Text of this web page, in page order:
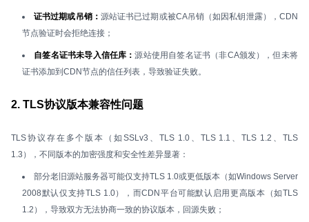
证书过期或吊销： 源站证书已过期或被CA吊销（如因私钥泄露），CDN
节点验证时会拒绝连接；
自签名证书未导入信任库：源站使用自签名证书（非CA颁发），但未将
证书添加到CDN节点的信任列表，导致验证失败。
2. TLS协议版本兼容性问题
TLS协议存在多个版本（如SSLv3、TLS 1.0、TLS 1.1、TLS 1.2、TLS
1.3），不同版本的加密强度和安全性差异显著：
部分老旧源站服务器可能仅支持TLS 1.0或更低版本（如Windows Server
2008默认仅支持TLS 1.0），而CDN平台可能默认启用更高版本（如TLS
1.2），导致双方无法协商一致的协议版本，回源失败；